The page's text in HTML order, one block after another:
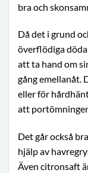
bra och
Då det i grund
överflödiga
att ta hand om
gång emellanåt.
eller för
att
Det går också
hjälp av
Även citronsaft